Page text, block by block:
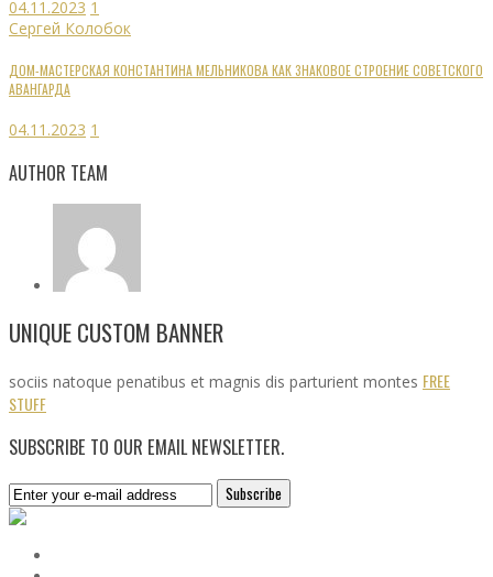
04.11.2023 1
Сергей Колобок
ДОМ-МАСТЕРСКАЯ КОНСТАНТИНА МЕЛЬНИКОВА КАК ЗНАКОВОЕ СТРОЕНИЕ СОВЕТСКОГО
АВАНГАРДА
04.11.2023 1
AUTHOR TEAM
UNIQUE CUSTOM BANNER
sociis natoque penatibus et magnis dis parturient montes FREE
STUFF
SUBSCRIBE TO OUR EMAIL NEWSLETTER.